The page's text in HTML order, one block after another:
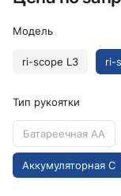
Модель
ri-scope L3 ri-
Тип рукоятки
Батареечная AA
Аккумуляторная C